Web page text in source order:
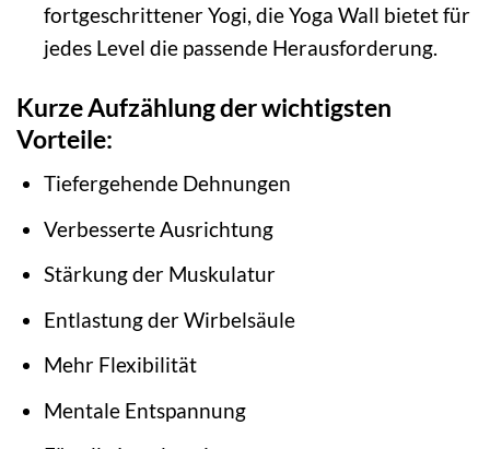
fortgeschrittener Yogi, die Yoga Wall bietet für
jedes Level die passende Herausforderung.
Kurze Aufzählung der wichtigsten
Vorteile:
Tiefergehende Dehnungen
Verbesserte Ausrichtung
Stärkung der Muskulatur
Entlastung der Wirbelsäule
Mehr Flexibilität
Mentale Entspannung